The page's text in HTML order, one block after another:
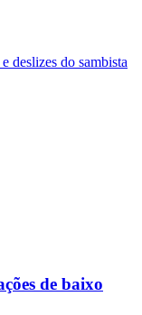
deslizes do sambista
de baixo